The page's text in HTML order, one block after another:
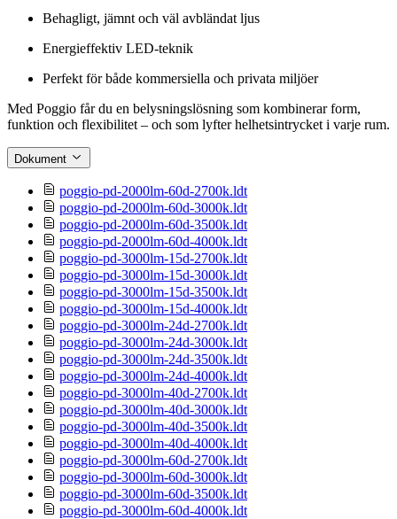
Behagligt, jämnt och väl avbländat ljus
Energieffektiv LED-teknik
Perfekt för både kommersiella och privata miljöer
Med Poggio får du en belysningslösning som kombinerar form,
funktion och flexibilitet – och som lyfter helhetsintrycket i varje rum.
Dokument
poggio-pd-2000lm-60d-2700k.ldt
poggio-pd-2000lm-60d-3000k.ldt
poggio-pd-2000lm-60d-3500k.ldt
poggio-pd-2000lm-60d-4000k.ldt
poggio-pd-3000lm-15d-2700k.ldt
poggio-pd-3000lm-15d-3000k.ldt
poggio-pd-3000lm-15d-3500k.ldt
poggio-pd-3000lm-15d-4000k.ldt
poggio-pd-3000lm-24d-2700k.ldt
poggio-pd-3000lm-24d-3000k.ldt
poggio-pd-3000lm-24d-3500k.ldt
poggio-pd-3000lm-24d-4000k.ldt
poggio-pd-3000lm-40d-2700k.ldt
poggio-pd-3000lm-40d-3000k.ldt
poggio-pd-3000lm-40d-3500k.ldt
poggio-pd-3000lm-40d-4000k.ldt
poggio-pd-3000lm-60d-2700k.ldt
poggio-pd-3000lm-60d-3000k.ldt
poggio-pd-3000lm-60d-3500k.ldt
poggio-pd-3000lm-60d-4000k.ldt